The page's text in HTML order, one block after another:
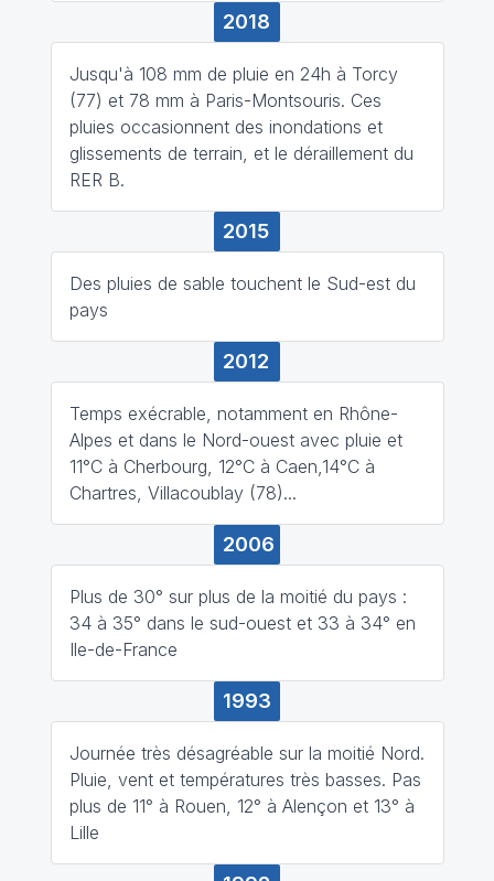
2018
Jusqu'à 108 mm de pluie en 24h à Torcy
(77) et 78 mm à Paris-Montsouris. Ces
pluies occasionnent des inondations et
glissements de terrain, et le déraillement du
RER B.
2015
Des pluies de sable touchent le Sud-est du
pays
2012
Temps exécrable, notamment en Rhône-
Alpes et dans le Nord-ouest avec pluie et
11°C à Cherbourg, 12°C à Caen,14°C à
Chartres, Villacoublay (78)...
2006
Plus de 30° sur plus de la moitié du pays :
34 à 35° dans le sud-ouest et 33 à 34° en
Ile-de-France
1993
Journée très désagréable sur la moitié Nord.
Pluie, vent et températures très basses. Pas
plus de 11° à Rouen, 12° à Alençon et 13° à
Lille